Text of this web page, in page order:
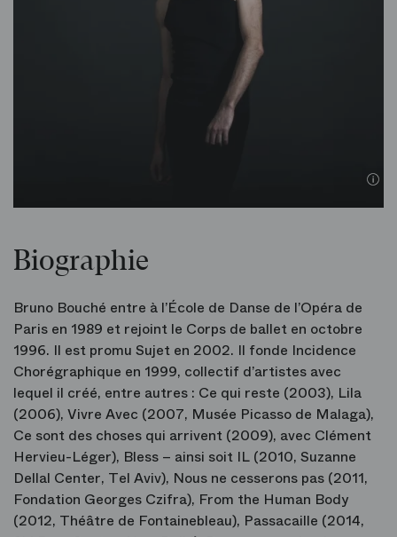
Biographie
Bruno Bouché entre à l’École de Danse de l’Opéra de
Paris en 1989 et rejoint le Corps de ballet en octobre
1996. Il est promu Sujet en 2002. Il fonde Incidence
Chorégraphique en 1999, collectif d’artistes avec
lequel il créé, entre autres : Ce qui reste (2003), Lila
(2006), Vivre Avec (2007, Musée Picasso de Malaga),
Ce sont des choses qui arrivent (2009), avec Clément
Hervieu-Léger), Bless – ainsi soit IL (2010, Suzanne
Dellal Center, Tel Aviv), Nous ne cesserons pas (2011,
Fondation Georges Czifra), From the Human Body
(2012, Théâtre de Fontainebleau), Passacaille (2014,